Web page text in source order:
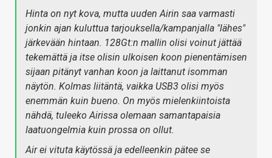
Hinta on nyt kova, mutta uuden Airin saa varmasti
jonkin ajan kuluttua tarjouksella/kampanjalla "lähes"
järkevään hintaan. 128Gt:n mallin olisi voinut jättää
tekemättä ja itse olisin ulkoisen koon pienentämisen
sijaan pitänyt vanhan koon ja laittanut isomman
näytön. Kolmas liitäntä, vaikka USB3 olisi myös
enemmän kuin bueno. On myös mielenkiintoista
nähdä, tuleeko Airissa olemaan samantapaisia
laatuongelmia kuin prossa on ollut.
Air ei vituta käytössä ja edelleenkin pätee se